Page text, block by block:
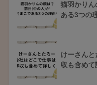
猫羽かり
ある3つの
けーさん
収も含めて